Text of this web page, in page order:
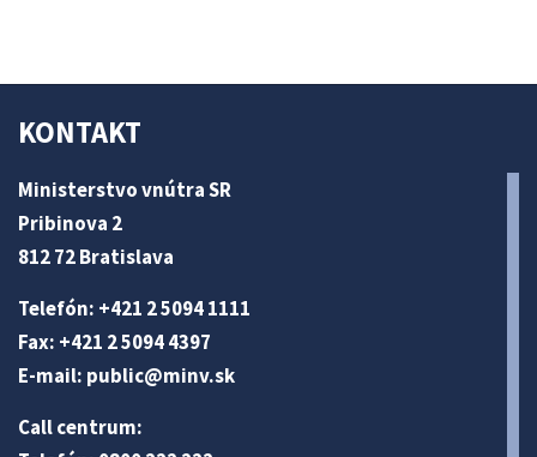
KONTAKT
Ministerstvo vnútra SR
Pribinova 2
812 72 Bratislava
Telefón: +421 2 5094 1111
Fax: +421 2 5094 4397
E-mail: public@minv.sk
Call centrum: